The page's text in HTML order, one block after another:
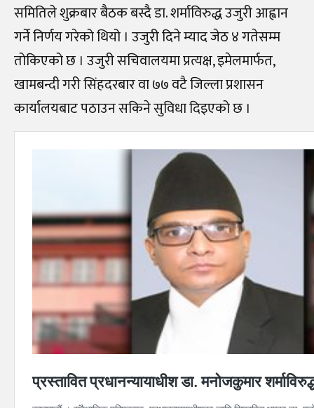
समितिले शुक्रबार बैठक बस्दै डा. शर्माविरुद्ध उजुरी आह्वान
गर्ने निर्णय गरेको थियो । उजुरी दिने म्याद जेठ ४ गतेसम्म
तोकिएको छ । उजुरी सचिवालयमा प्रत्यक्ष, इमेलमार्फत,
खामबन्दी गरी सिंहदरबार वा ७७ वटै जिल्ला प्रशासन
कार्यालयबाट पठाउन सकिने सुविधा दिइएको छ ।